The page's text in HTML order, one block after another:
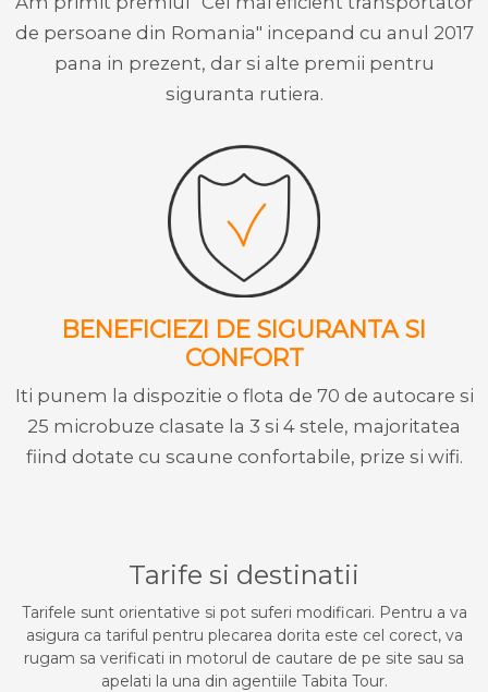
de persoane din Romania" incepand cu anul 2017
pana in prezent, dar si alte premii pentru
siguranta rutiera.
BENEFICIEZI DE SIGURANTA SI
CONFORT
Iti punem la dispozitie o flota de 70 de autocare si
25 microbuze clasate la 3 si 4 stele, majoritatea
fiind dotate cu scaune confortabile, prize si wifi.
Tarife si destinatii
Tarifele sunt orientative si pot suferi modificari. Pentru a va
asigura ca tariful pentru plecarea dorita este cel corect, va
rugam sa verificati in motorul de cautare de pe site sau sa
apelati la una din agentiile Tabita Tour.